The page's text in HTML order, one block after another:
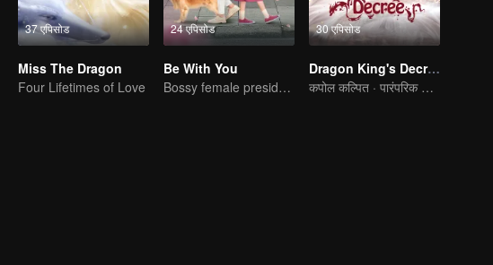
37 एपिसोड
Miss The Dragon
Four Lifetimes of Love
24 एपिसोड
Be With You
Bossy female president flirts with arrogant childe.
30 एपिसोड
Dragon King's Decree
कपोल कल्पित · पारंपरिक पोशाक